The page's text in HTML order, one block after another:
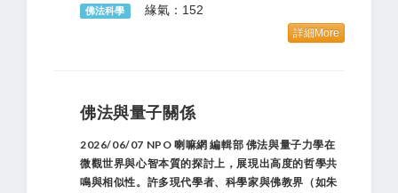
佛法科學 緣氣：152
詳細More
佛法與量子關係
2026/06/07 NPO 喇嘛網 編輯部 佛法與量子力學在
微觀世界與心智本質的探討上，展現出高度的哲學共
鳴與相似性。許多現代學者、科學家與佛教界（如朱